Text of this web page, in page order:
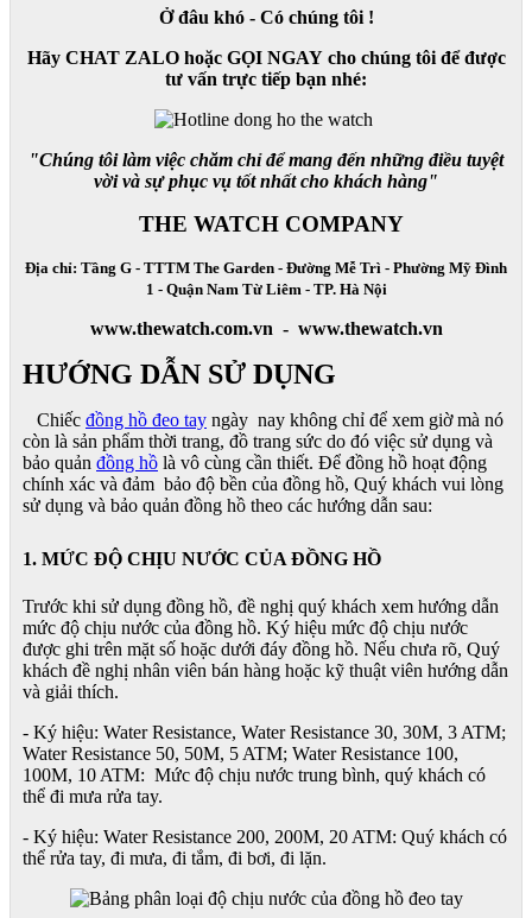
Ở đâu khó - Có chúng tôi !
Hãy CHAT ZALO hoặc GỌI NGAY cho chúng tôi để được
tư vấn trực tiếp bạn nhé:
"Chúng tôi làm việc chăm chỉ để mang đến những điều tuyệt
vời và sự phục vụ tốt nhất cho khách hàng"
THE WATCH COMPANY
Địa chỉ: Tầng G - TTTM The Garden - Đường Mễ Trì - Phường Mỹ Đình
1 - Quận Nam Từ Liêm - TP. Hà Nội
www.thewatch.com.vn - www.thewatch.vn
HƯỚNG DẪN SỬ DỤNG
Chiếc đồng hồ đeo tay ngày nay không chỉ để xem giờ mà nó
còn là sản phẩm thời trang, đồ trang sức do đó việc sử dụng và
bảo quản đồng hồ là vô cùng cần thiết. Để đồng hồ hoạt động
chính xác và đảm bảo độ bền của đồng hồ, Quý khách vui lòng
sử dụng và bảo quản đồng hồ theo các hướng dẫn sau:
1. MỨC ĐỘ CHỊU NƯỚC CỦA ĐỒNG HỒ
Trước khi sử dụng đồng hồ, đề nghị quý khách xem hướng dẫn
mức độ chịu nước của đồng hồ. Ký hiệu mức độ chịu nước
được ghi trên mặt số hoặc dưới đáy đồng hồ. Nếu chưa rõ, Quý
khách đề nghị nhân viên bán hàng hoặc kỹ thuật viên hướng dẫn
và giải thích.
- Ký hiệu: Water Resistance, Water Resistance 30, 30M, 3 ATM;
Water Resistance 50, 50M, 5 ATM; Water Resistance 100,
100M, 10 ATM: Mức độ chịu nước trung bình, quý khách có
thể đi mưa rửa tay.
- Ký hiệu: Water Resistance 200, 200M, 20 ATM: Quý khách có
thể rửa tay, đi mưa, đi tắm, đi bơi, đi lặn.